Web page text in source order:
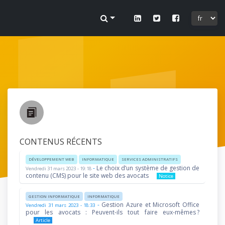
CONTENUS RÉCENTS
DÉVELOPPEMENT WEB INFORMATIQUE SERVICES ADMINISTRATIFS
Vendredi 31 mars 2023 - 19:18- Le choix d’un système de gestion de
contenu (CMS) pour le site web des avocats
Notice
GESTION INFORMATIQUE INFORMATIQUE
Vendredi 31 mars 2023 - 18:33 - Gestion Azure et Microsoft Office
pour les avocats : Peuvent-ils tout faire eux-mêmes ?
Article